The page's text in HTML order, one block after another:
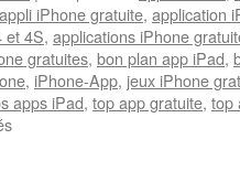
appli iPhone gratuite, application
et 4S, applications iPhone
gratuites, bon plan app iPad,
, iPhone-App, jeux iPhone
apps iPad, top app gratuite, top
sur